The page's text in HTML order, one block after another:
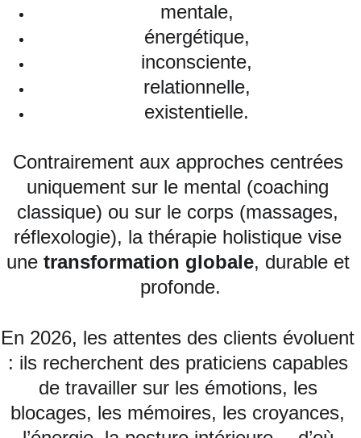
mentale,
énergétique,
inconsciente,
relationnelle,
existentielle.
Contrairement aux approches centrées
uniquement sur le mental (coaching
classique) ou sur le corps (massages,
réflexologie), la thérapie holistique vise
une transformation globale, durable et
profonde.
En 2026, les attentes des clients évoluent
: ils recherchent des praticiens capables
de travailler sur les émotions, les
blocages, les mémoires, les croyances,